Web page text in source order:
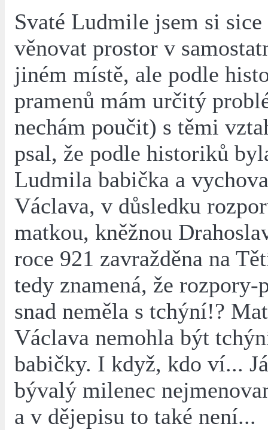
Svaté Ludmile jsem si
věnovat prostor v
jiném místě, ale podle
pramenů mám určitý
nechám poučit) s těmi
psal, že podle historiků
Ludmila babička a
Václava, v důsledku
matkou, kněžnou
roce 921 zavražděna na
tedy znamená, že rozpory-
snad neměla s tchýní!?
Václava nemohla být
babičky. I když, kdo ví...
bývalý milenec
a v dějepisu to také není...